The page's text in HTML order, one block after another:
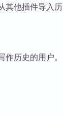
其他插件导入历
历史的用户。